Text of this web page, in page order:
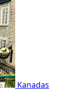
Kanadas